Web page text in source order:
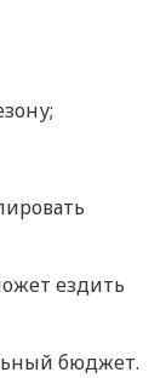
ездить
бюджет.